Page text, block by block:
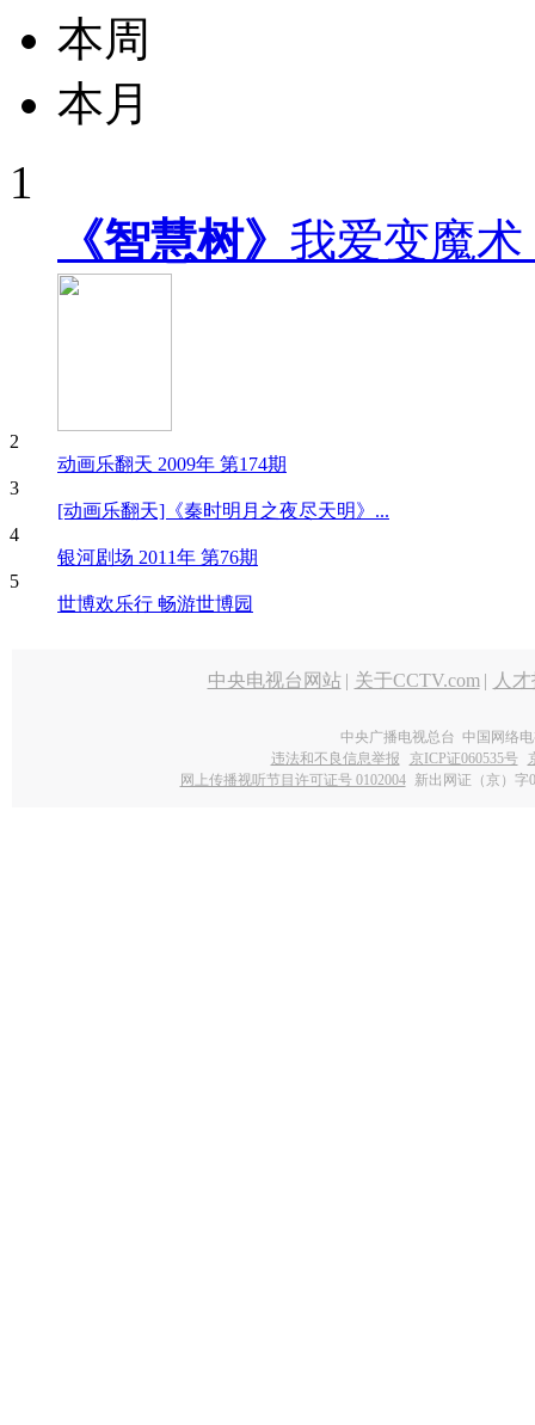
本周
本月
1
《智慧树》 我爱变魔
2
动画乐翻天 2009年 第174期
3
[动画乐翻天]《秦时明月之夜尽天明》...
4
银河剧场 2011年 第76期
5
世博欢乐行 畅游世博园
中央电视台网站 | 关于CCTV.com | 人
中央广播电视总台 中国网络
违法和不良信息举报
京ICP证060535号
网上传播视听节目许可证号 0102004 新出网证（京）